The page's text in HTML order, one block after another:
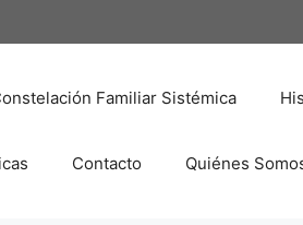
Familiar Sistémica
Contacto Quiénes